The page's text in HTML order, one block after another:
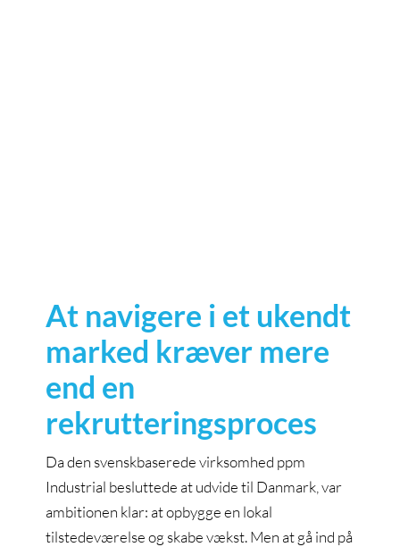
At navigere i et ukendt
marked kræver mere
end en
rekrutteringsproces
Da den svenskbaserede virksomhed ppm
Industrial besluttede at udvide til Danmark, var
ambitionen klar: at opbygge en lokal
tilstedeværelse og skabe vækst. Men at gå ind på